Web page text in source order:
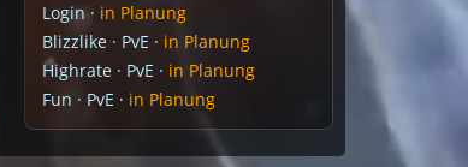
Login · in Planung
Blizzlike · PvE · in Planung
Highrate · PvE · in Planung
Fun · PvE · in Planung